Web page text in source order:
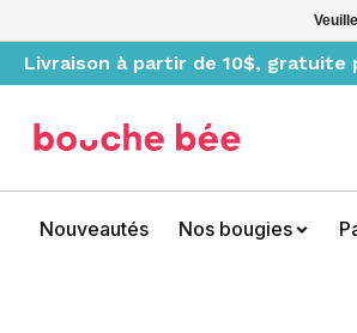
Livraison à partir de 10$, gratuite
Nouveautés Nos bougies